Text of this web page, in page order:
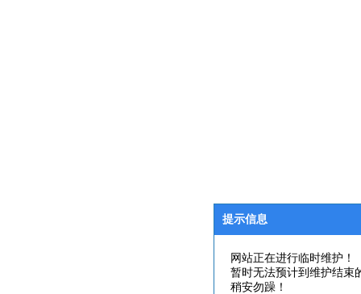
提示信息
网站正在进行临时维护！
暂时无法预计到维护结束
稍安勿躁！